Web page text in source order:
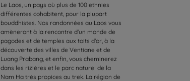
Le Laos, un pays où plus de 100 ethnies
différentes cohabitent, pour la plupart
bouddhistes. Nos randonnées au Laos vous
amèneront à la rencontre d'un monde de
pagodes et de temples aux toits d'or, à la
découverte des villes de Ventiane et de
Luang Prabang, et enfin, vous cheminerez
dans les rizières et le parc naturel de la
Nam Ha très propices au trek. La région de